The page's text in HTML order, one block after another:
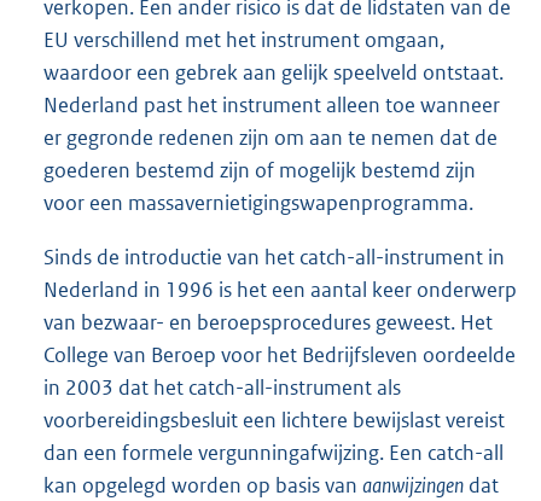
verkopen. Een ander risico is dat de lidstaten van de
EU verschillend met het instrument omgaan,
waardoor een gebrek aan gelijk speelveld ontstaat.
Nederland past het instrument alleen toe wanneer
er gegronde redenen zijn om aan te nemen dat de
goederen bestemd zijn of mogelijk bestemd zijn
voor een massavernietigingswapenprogramma.
Sinds de introductie van het catch-all-instrument in
Nederland in 1996 is het een aantal keer onderwerp
van bezwaar- en beroepsprocedures geweest. Het
College van Beroep voor het Bedrijfsleven oordeelde
in 2003 dat het catch-all-instrument als
voorbereidingsbesluit een lichtere bewijslast vereist
dan een formele vergunningafwijzing. Een catch-all
kan opgelegd worden op basis van aanwijzingen dat